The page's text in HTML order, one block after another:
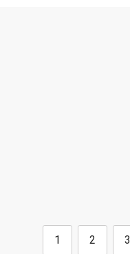
1 2 3